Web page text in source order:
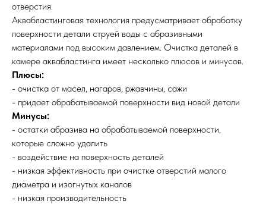
отверстия.
Аквабластинговая технология предусматривает обработку
поверхности детали струей воды с абразивными
материалами под высоким давлением. Очистка деталей в
камере аквабластинга имеет несколько плюсов и минусов.
Плюсы:
- очистка от масел, нагаров, ржавчины, сажи
- придает обрабатываемой поверхности вид новой детали
Минусы:
- остатки абразива на обрабатываемой поверхности,
которые сложно удалить
- воздействие на поверхность деталей
- низкая эффективность при очистке отверстий малого
диаметра и изогнутых каналов
- низкая производительность